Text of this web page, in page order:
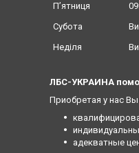
Пʼятниця
Субота
Неділя
ЛБС-УКРАИНА
Приобретая у нас Вы
адекватные